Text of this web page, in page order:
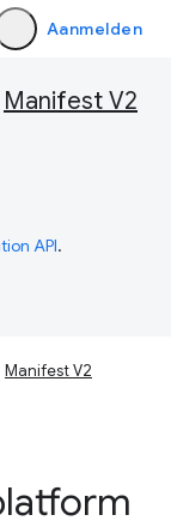
Aanmelden
Manifest V2
API.
Manifest V2